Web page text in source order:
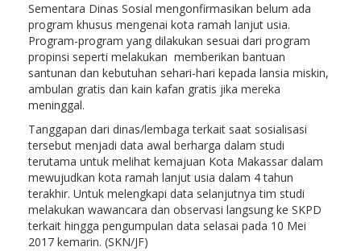
Sementara Dinas Sosial mengonfirmasikan belum ada
program khusus mengenai kota ramah lanjut usia.
Program-program yang dilakukan sesuai dari program
propinsi seperti melakukan memberikan bantuan
santunan dan kebutuhan sehari-hari kepada lansia miskin,
ambulan gratis dan kain kafan gratis jika mereka
meninggal.
Tanggapan dari dinas/lembaga terkait saat sosialisasi
tersebut menjadi data awal berharga dalam studi
terutama untuk melihat kemajuan Kota Makassar dalam
mewujudkan kota ramah lanjut usia dalam 4 tahun
terakhir. Untuk melengkapi data selanjutnya tim studi
melakukan wawancara dan observasi langsung ke SKPD
terkait hingga pengumpulan data selasai pada 10 Mei
2017 kemarin. (SKN/JF)